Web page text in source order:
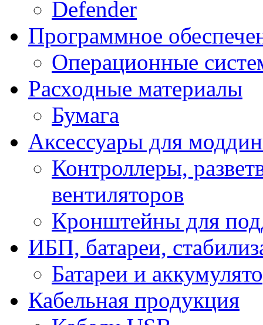
Defender
Программное
Операционные
Расходные материалы
Бумага
Аксессуары для
Контроллеры,
вентиляторов
Кронштейны для
ИБП, батареи,
Батареи и
Кабельная продукция